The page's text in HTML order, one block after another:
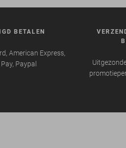
BETALEN
American Express,
Paypal